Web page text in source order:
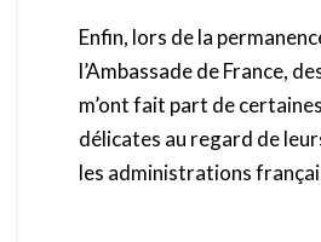
Enfin, lors de la
l’Ambassade de France,
m’ont fait part de
délicates au regard de
les administrations